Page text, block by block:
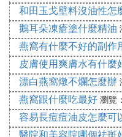
和田玉戈壁料沒油性怎
鵝耳朵凍瘡塗什麼精油
燕窩有什麼不好的副作
皮膚使用爽膚水有什麼
漂白燕窩燉不爛怎麼辦
燕窩跟什麼吃最好 瀏覽
容易長痘痘油皮怎麼可